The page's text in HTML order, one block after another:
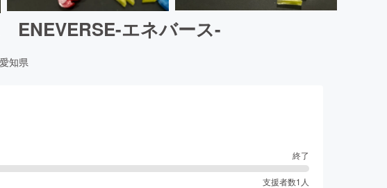
ENEVERSE-エネバース-
愛知県
終了
支援者数1 人